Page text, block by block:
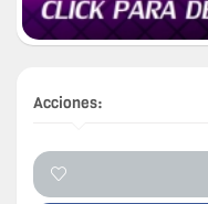
Acciones: